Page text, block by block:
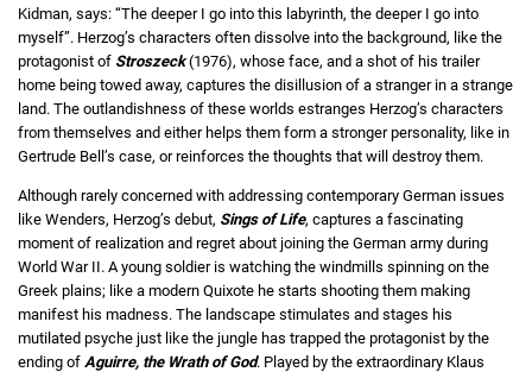
Kidman, says: “The deeper I go into this labyrinth, the deeper I go into
myself”. Herzog’s characters often dissolve into the background, like the
protagonist of Stroszeck(1976), whose face, and a shot of his trailer
home being towed away, captures the disillusion of a stranger in a strange
land. The outlandishness of these worlds estranges Herzog’s characters
from themselves and either helps them form a stronger personality, like in
Gertrude Bell’s case, or reinforces the thoughts that will destroy them.
Although rarely concerned with addressing contemporary German issues
like Wenders, Herzog’s debut, Sings of Life, captures a fascinating
moment of realization and regret about joining the German army during
World War II. A young soldier is watching the windmills spinning on the
Greek plains; like a modern Quixote he starts shooting them making
manifest his madness. The landscape stimulates and stages his
mutilated psyche just like the jungle has trapped the protagonist by the
ending of Aguirre, the Wrath of God. Played by the extraordinary Klaus